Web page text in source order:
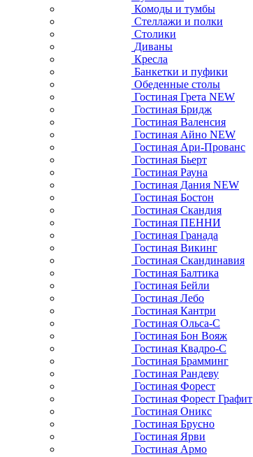
Комоды и тумбы
Стеллажи и полки
Столики
Диваны
Кресла
Банкетки и пуфики
Обеденные столы
Гостиная Грета NEW
Гостиная Бридж
Гостиная Валенсия
Гостиная Айно NEW
Гостиная Ари-Прованс
Гостиная Бьерт
Гостиная Рауна
Гостиная Дания NEW
Гостиная Бостон
Гостиная Скандия
Гостиная ПЕННИ
Гостиная Гранада
Гостиная Викинг
Гостиная Скандинавия
Гостиная Балтика
Гостиная Бейли
Гостиная Лебо
Гостиная Кантри
Гостиная Ольса-С
Гостиная Бон Вояж
Гостиная Квадро-С
Гостиная Брамминг
Гостиная Рандеву
Гостиная Форест
Гостиная Форест Графит
Гостиная Оникс
Гостиная Брусно
Гостиная Ярви
Гостиная Армо